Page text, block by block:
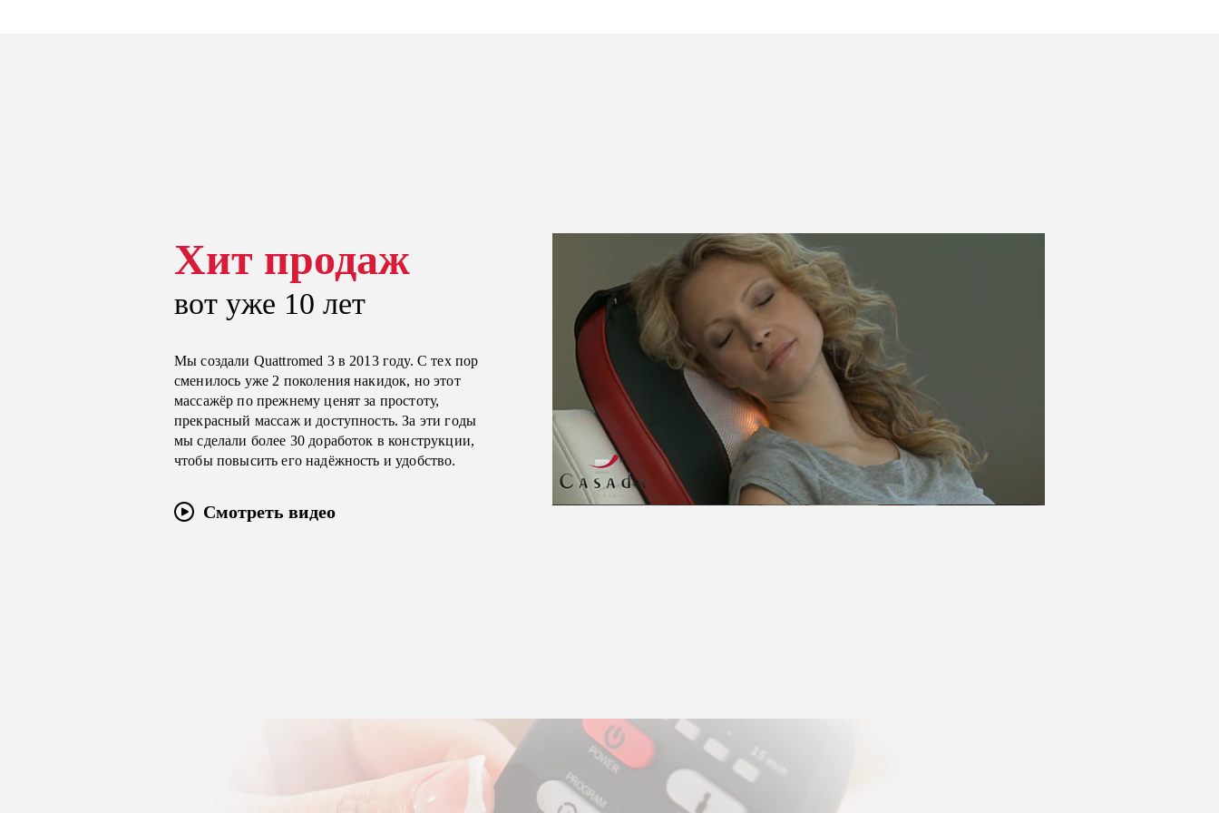
Хит продаж
вот уже 10 лет
Мы создали Quattromed 3 в 2013 году. С тех пор
сменилось уже 2 поколения накидок, но этот
массажёр по прежнему ценят за простоту,
прекрасный массаж и доступность. За эти годы
мы сделали более 30 доработок в конструкции,
чтобы повысить его надёжность и удобство.
Смотреть видео